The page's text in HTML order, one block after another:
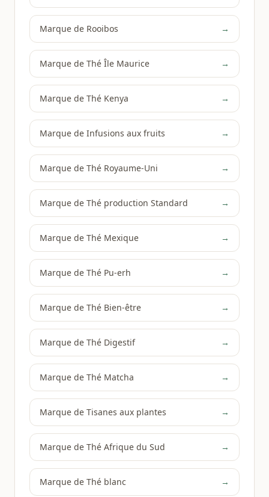
Marque de Rooibos →
Marque de Thé Île Maurice →
Marque de Thé Kenya →
Marque de Infusions aux fruits →
Marque de Thé Royaume-Uni →
Marque de Thé production Standard →
Marque de Thé Mexique →
Marque de Thé Pu-erh →
Marque de Thé Bien-être →
Marque de Thé Digestif →
Marque de Thé Matcha →
Marque de Tisanes aux plantes →
Marque de Thé Afrique du Sud →
Marque de Thé blanc →